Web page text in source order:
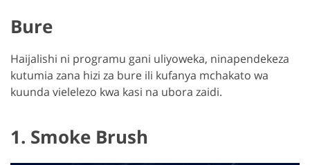
Bure
Haijalishi ni programu gani uliyoweka, ninapendekeza
kutumia zana hizi za bure ili kufanya mchakato wa
kuunda vielelezo kwa kasi na ubora zaidi.
1. Smoke Brush